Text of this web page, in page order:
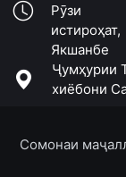
Рӯзи
истироҳат,
Якшанбе
Ҷумҳурии
хиёбони
Сомонаи